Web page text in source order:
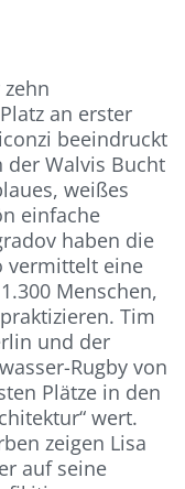
an erster
beeindruckt
Walvis Bucht
weißes
einfache
haben die
vermittelt eine
Menschen,
Tim
und der
Rugby von
Plätze in den
wert.
zeigen Lisa
auf seine